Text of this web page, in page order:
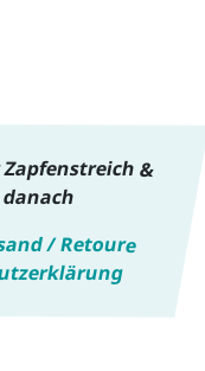
&
/ Retoure